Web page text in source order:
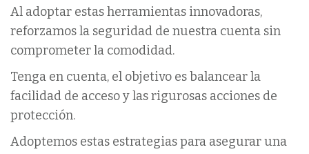
Al adoptar estas herramientas innovadoras,
reforzamos la seguridad de nuestra cuenta sin
comprometer la comodidad.
Tenga en cuenta, el objetivo es balancear la
facilidad de acceso y las rigurosas acciones de
protección.
Adoptemos estas estrategias para asegurar una